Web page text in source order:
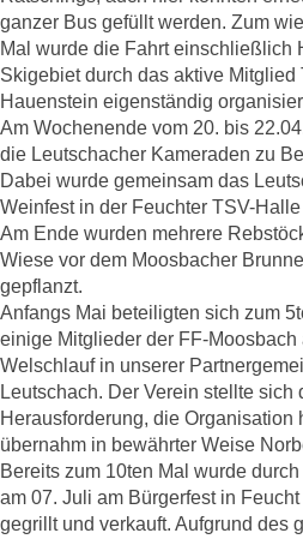
ganzer Bus gefüllt werden. Zum
Mal wurde die Fahrt einschließlich
Skigebiet durch das aktive Mitglied
Hauenstein eigenständig
Am Wochenende vom 20. bis
die Leutschacher Kameraden zu
Dabei wurde gemeinsam das
Weinfest in der Feuchter TSV-
Am Ende wurden mehrere
Wiese vor dem Moosbacher
gepflanzt.
Anfangs Mai beteiligten sich zum
einige Mitglieder der FF-Moosbach
Welschlauf in unserer
Leutschach. Der Verein stellte sich
Herausforderung, die Organisation
übernahm in bewährter Weise
Bereits zum 10ten Mal wurde
am 07. Juli am Bürgerfest in
gegrillt und verkauft. Aufgrund des